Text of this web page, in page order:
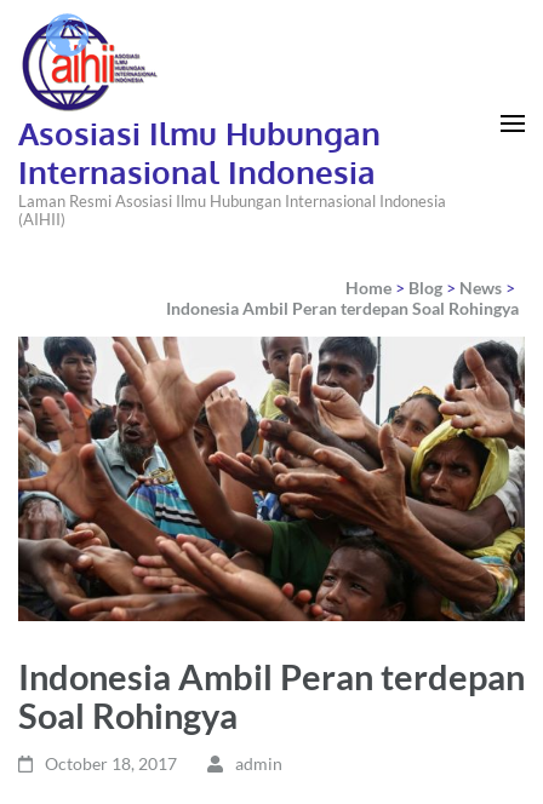
Asosiasi Ilmu Hubungan
Internasional Indonesia
Laman Resmi Asosiasi Ilmu Hubungan Internasional Indonesia
(AIHII)
Home > Blog > News >
Indonesia Ambil Peran terdepan Soal Rohingya
Indonesia Ambil Peran terdepan
Soal Rohingya
October 18, 2017 admin